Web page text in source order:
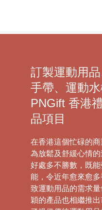
訂製運動用
手帶、運動水
PNGift 香港
品項目
在香港這個忙碌的
為放鬆及舒緩心情
好處多不勝數，既
能，令近年愈來愈
致運動用品的需求
穎的產品也相繼推